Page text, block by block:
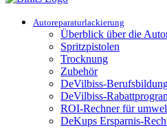
Autoreparaturlackierung
Überblick über die
Spritzpistolen
Trocknung
Zubehör
DeVilbiss-
DeVilbiss-
ROI-Rechner für
DeKups Ersparnis-